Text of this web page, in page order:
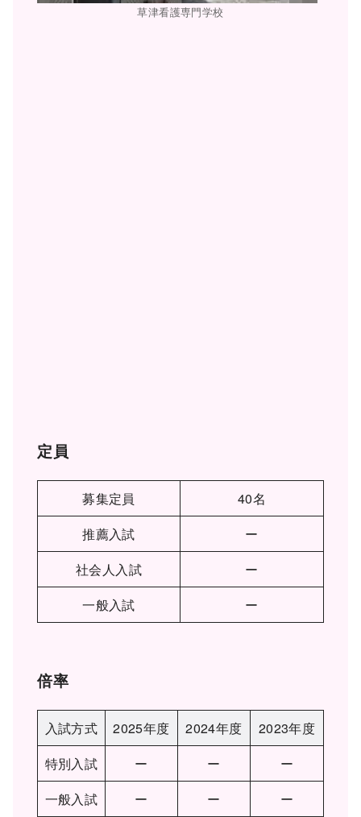
草津看護専門学校
定員
募集定員
40名
推薦入試
ー
社会人入試
ー
一般入試
ー
倍率
入試方式 2025年度 2024年度
2023年度
特別入試
ー ー
ー
一般入試
ー ー ー